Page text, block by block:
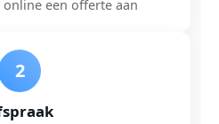
online een offerte aan
2